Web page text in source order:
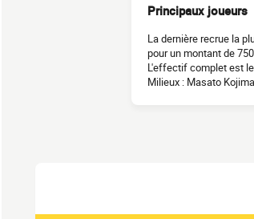
Principaux joueurs
La dernière recrue la
pour un montant de
L'effectif complet est
Milieux : Masato